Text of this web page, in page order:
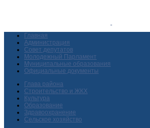
Главная
Администрация
Совет депутатов
Молодежный Парламент
Муниципальные образования
Официальные документы
Глава района
Строительство и ЖКХ
Культура
Образование
Здравоохранение
Сельское хозяйство